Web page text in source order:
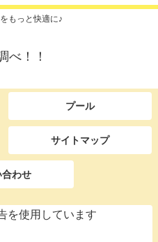
もっと快適に♪
べ！！
プール
サイトマップ
合わせ
を使用しています